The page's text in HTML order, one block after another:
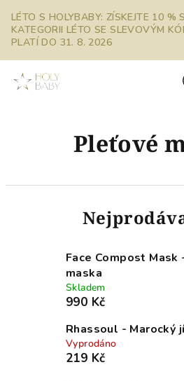
obsah
LÉTO S HOLYBABY: ZÍSKEJTE 10 %
KATEGORII LÉTO SE SLEVOVÝM
PLATÍ DO 31. 8. 2026
Pleťové
Face Compost
maska
Skladem
990 Kč
Rhassoul - Marocký
Vyprodáno
219 Kč